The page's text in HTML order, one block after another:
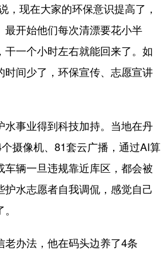
，现在大家的环保意识提高了，
最开始他们每次清漂要花小半
干一个小时左右就能回来了。如
时间少了，环保宣传、志愿宣讲
事业得到科技加持。当地在丹
摄像机、81套云广播，通过AI算
车辆一旦违规靠近库区，都会被
护水志愿者自我调侃，感觉自己
办法，他在码头边养了4条